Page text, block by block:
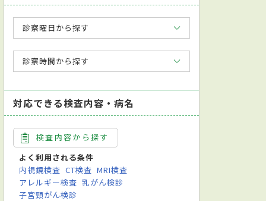
診察曜日から探す
診察時間から探す
対応できる検査内容・病名
検査内容から探す
よく利用される条件
内視鏡検査 CT検査 MRI検査
アレルギー検査 乳がん検診
子宮頸がん検診